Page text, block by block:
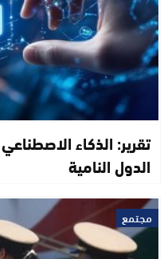
تقرير: الذكاء
الدول النامية
مجتمع